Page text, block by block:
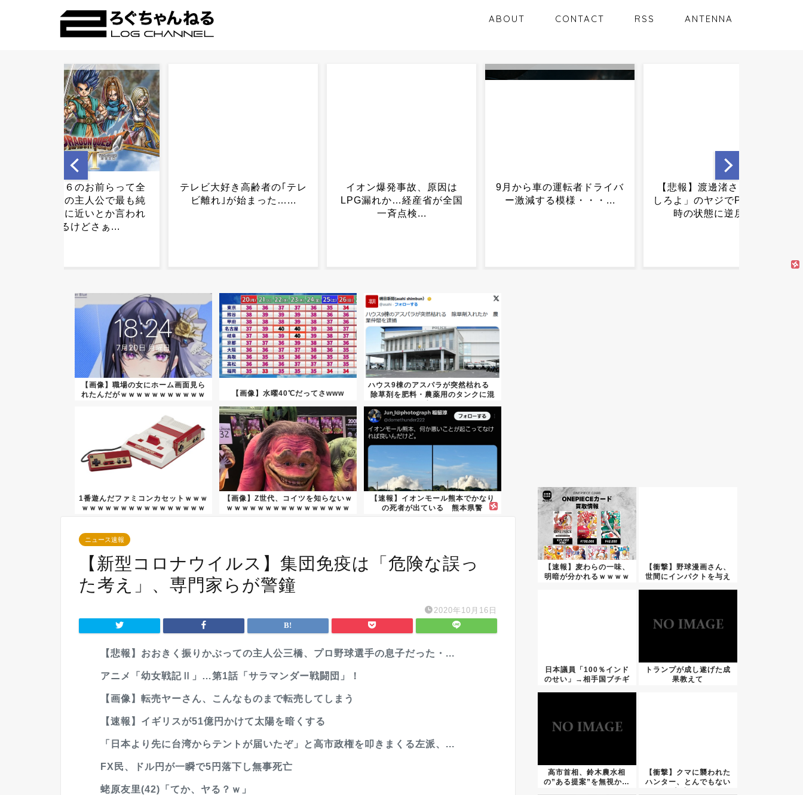
ABOUT CONTACT RSS ANTENNA
イオン爆発事故、原因は
LPG漏れか…経産省が全国
9月から車の運転者ドライバ
ー激減する模様・・・...
【悲報】渡邊渚さん「キス
しろよ」のヤジでPTSD発症
【悩み】ガリガリすぎて夏
何を着ればいいの？？？...
テレビ大好き高齢者の｢テレ
ビ離れ｣が始まった…...
【画像】職場の女にホーム画面見ら
れたんだがｗｗｗｗｗｗｗｗｗｗｗ
【画像】水曜40℃だってさwww
ハウス9棟のアスパラが突然枯れる
除草剤を肥料・農薬用のタンクに混
1番遊んだファミコンカセットｗｗｗ
ｗｗｗｗｗｗｗｗｗｗｗｗｗｗｗｗ
【画像】Z世代、コイツを知らないｗ
ｗｗｗｗｗｗｗｗｗｗｗｗｗｗｗｗ
【速報】イオンモール熊本でかなり
の死者が出ている 熊本県警
ニュース速報
【新型コロナウイルス】集団免疫は「危険な誤っ
た考え」、専門家らが警鐘
2020年10月16日
【悲報】おおきく振りかぶっての主人公三橋、プロ野球選手の息子だった・...
アニメ「幼女戦記Ⅱ」…第1話「サラマンダー戦闘団」！
【画像】転売ヤーさん、こんなものまで転売してしまう
【速報】イギリスが51億円かけて太陽を暗くする
「日本より先に台湾からテントが届いたぞ」と高市政権を叩きまくる左派、...
FX民、ドル円が一瞬で5円落下し無事死亡
蛯原友里(42)「てか、ヤる？ｗ」
【速報】麦わらの一味、
明暗が分かれるｗｗｗｗ
【衝撃】野球漫画さん、
世間にインパクトを与え
日本議員「100％インド
のせい」→相手国ブチギ
トランプが成し遂げた成
果教えて
高市首相、鈴木農水相
の”ある提案”を無視か…
【衝撃】クマに襲われた
ハンター、とんでもない